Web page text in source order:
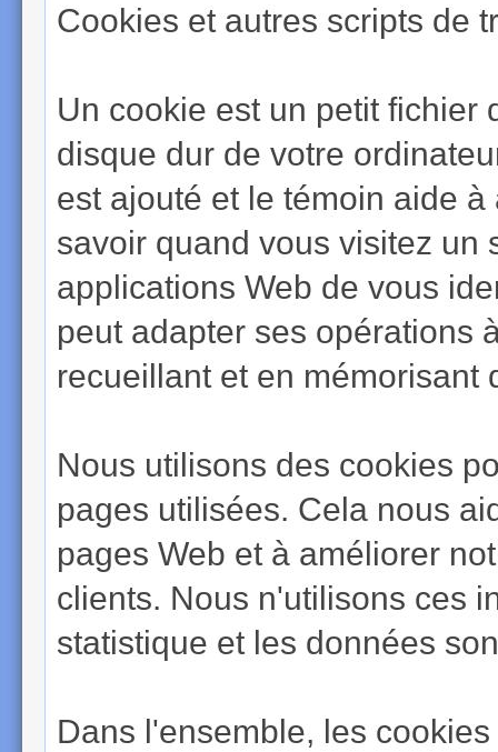
Cookies et autres scripts de
Un cookie est un petit fichier
disque dur de votre
est ajouté et le témoin aide
savoir quand vous visitez un
applications Web de vous
peut adapter ses opérations
recueillant et en mémorisant
Nous utilisons des cookies
pages utilisées. Cela nous
pages Web et à améliorer
clients. Nous n'utilisons ces
statistique et les données
Dans l'ensemble, les